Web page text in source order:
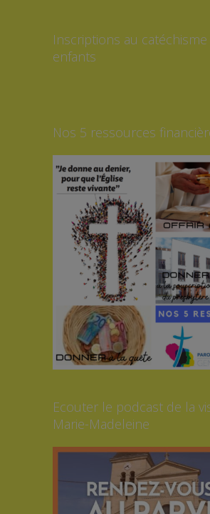
Inscriptions au
enfants
Nos 5 ressources
Ecouter le podcast de la
Marie-Madeleine